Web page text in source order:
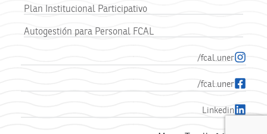
Plan Institucional Participativo
Autogestión para Personal FCAL
/fcal.uner
/fcal.uner
Linkedin